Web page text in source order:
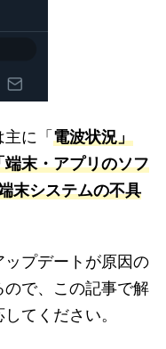
に「 電波状況」
末・アプリのソフ
末システムの不具
プデートが原因の
で、この記事で解
てください。